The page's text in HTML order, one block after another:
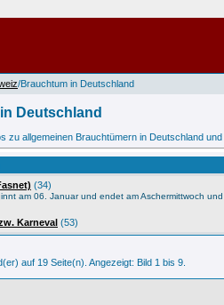
/Brauchtum in Deutschland
Deutschland
zu allgemeinen Brauchtümern in Deutschland
(34)
am 06. Januar und endet am Aschermittwoch
Karneval (53)
auf 19 Seite(n). Angezeigt: Bild 1 bis 9.